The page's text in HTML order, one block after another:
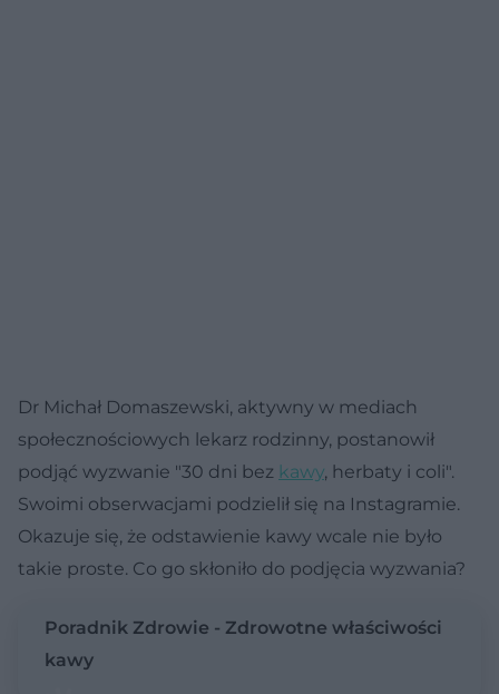
Dr Michał Domaszewski, aktywny w mediach
społecznościowych lekarz rodzinny, postanowił
podjąć wyzwanie "30 dni bez kawy, herbaty i coli".
Swoimi obserwacjami podzielił się na Instagramie.
Okazuje się, że odstawienie kawy wcale nie było
takie proste. Co go skłoniło do podjęcia wyzwania?
Poradnik Zdrowie - Zdrowotne właściwości
kawy